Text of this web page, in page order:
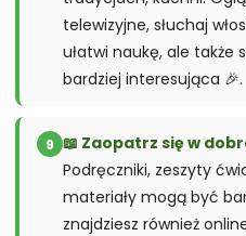
telewizyjne, słuchaj
ułatwi naukę, ale także
bardziej interesująca 🎉.
9 📖 Zaopatrz się w
Podręczniki, zeszyty
materiały mogą być
znajdziesz również